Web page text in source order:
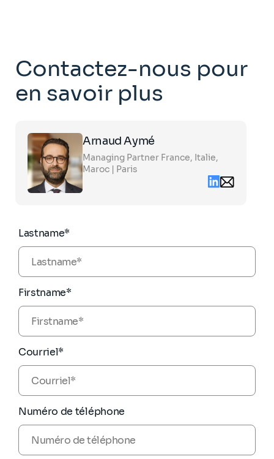
Contactez-nous pour
en savoir plus
Arnaud Aymé
Managing Partner France, Italie,
Maroc | Paris
Linkedin
Email
contact
Click
on
the
card
to
see
the
full
Lastname*
Firstname*
Courriel*
Numéro de téléphone